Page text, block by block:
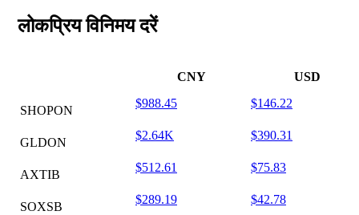
लोकप्रिय विनिमय दरें
CNY USD
SHOPON
$988.45 $146.22
GLDON
$2.64K $390.31
AXTIB
$512.61 $75.83
SOXSB
$289.19 $42.78